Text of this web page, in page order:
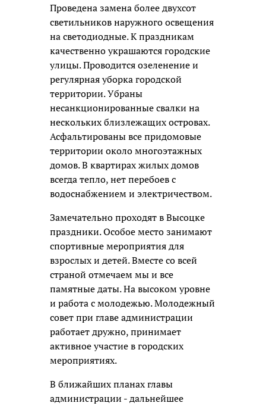
Проведена замена более двухсот
светильников наружного освещения
на светодиодные. К праздникам
качественно украшаются городские
улицы. Проводится озеленение и
регулярная уборка городской
территории. Убраны
несанкционированные свалки на
нескольких близлежащих островах.
Асфальтированы все придомовые
территории около многоэтажных
домов. В квартирах жилых домов
всегда тепло, нет перебоев с
водоснабжением и электричеством.
Замечательно проходят в Высоцке
праздники. Особое место занимают
спортивные мероприятия для
взрослых и детей. Вместе со всей
страной отмечаем мы и все
памятные даты. На высоком уровне
и работа с молодежью. Молодежный
совет при главе администрации
работает дружно, принимает
активное участие в городских
мероприятиях.
В ближайших планах главы
администрации - дальнейшее